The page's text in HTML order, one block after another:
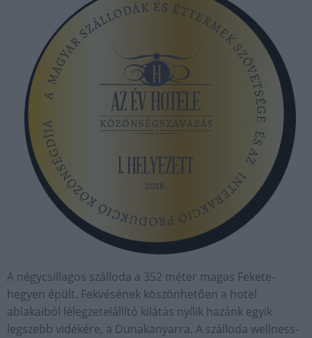
A négycsillagos szálloda a 352 méter magas Fekete-
hegyen épült. Fekvésének köszönhetően a hotel
ablakaiból lélegzetelállító kilátás nyílik hazánk egyik
legszebb vidékére, a Dunakanyarra. A szálloda wellness-